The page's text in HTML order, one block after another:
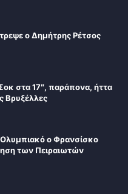
ο Δημήτρης Ρέτσος
στα 17″, παράπονα, ήττα
Βρυξέλλες
ο Φρανσίσκο
των Πειραιωτών